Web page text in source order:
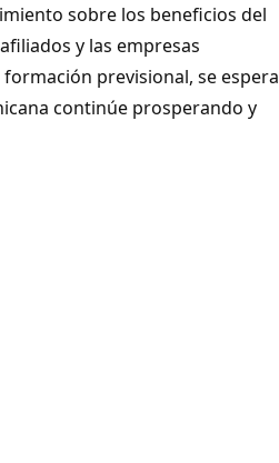
sobre los beneficios del
y las empresas
previsional, se espera
continúe prosperando y